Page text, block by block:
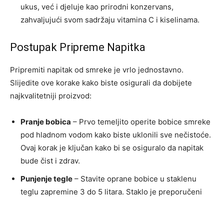
ukus, već i djeluje kao prirodni konzervans,
zahvaljujući svom sadržaju vitamina C i kiselinama.
Postupak Pripreme Napitka
Pripremiti napitak od smreke je vrlo jednostavno.
Slijedite ove korake kako biste osigurali da dobijete
najkvalitetniji proizvod:
Pranje bobica – Prvo temeljito operite bobice smreke
pod hladnom vodom kako biste uklonili sve nečistoće.
Ovaj korak je ključan kako bi se osiguralo da napitak
bude čist i zdrav.
Punjenje tegle – Stavite oprane bobice u staklenu
teglu zapremine 3 do 5 litara. Staklo je preporučeni